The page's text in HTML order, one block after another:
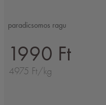
paradicsomos ragu
1990 Ft
4975 Ft/kg